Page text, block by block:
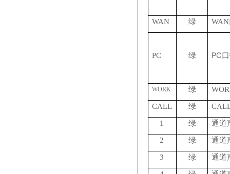
WAN 绿 WAN
PC 绿 PC
WORK 绿
CALL 绿
1 绿 通道
2 绿 通道
3 绿 通道